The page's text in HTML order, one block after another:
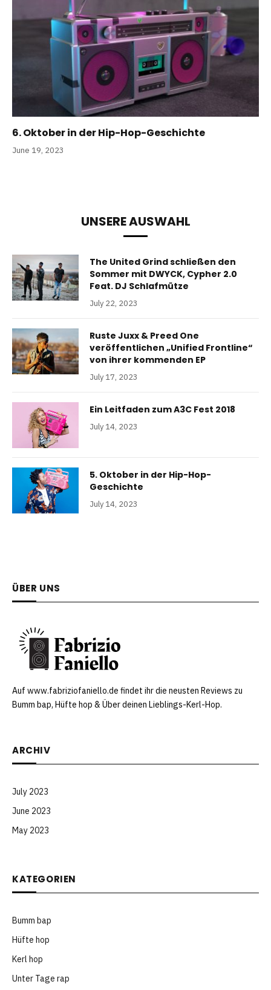
6. Oktober in der Hip-Hop-Geschichte
June 19, 2023
UNSERE AUSWAHL
The United Grind schließen den
Sommer mit DWYCK, Cypher 2.0
Feat. DJ Schlafmütze
July 22, 2023
Ruste Juxx & Preed One
veröffentlichen „Unified Frontline“
von ihrer kommenden EP
July 17, 2023
Ein Leitfaden zum A3C Fest 2018
July 14, 2023
5. Oktober in der Hip-Hop-
Geschichte
July 14, 2023
ÜBER UNS
Auf www.fabriziofaniello.de findet ihr die neusten Reviews zu
Bumm bap, Hüfte hop & Über deinen Lieblings-Kerl-Hop.
ARCHIV
July 2023
June 2023
May 2023
KATEGORIEN
Bumm bap
Hüfte hop
Kerl hop
Unter Tage rap